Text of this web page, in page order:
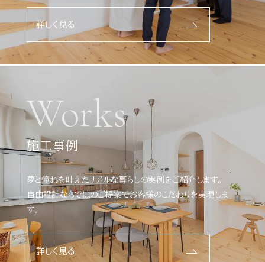
詳しく見る
Works
施工事例
夢と憧れを叶えたリアルな暮らしの実例をご紹介します。
自由設計ならではのご提案でお客様のこだわりを実現しま
す。
詳しく見る